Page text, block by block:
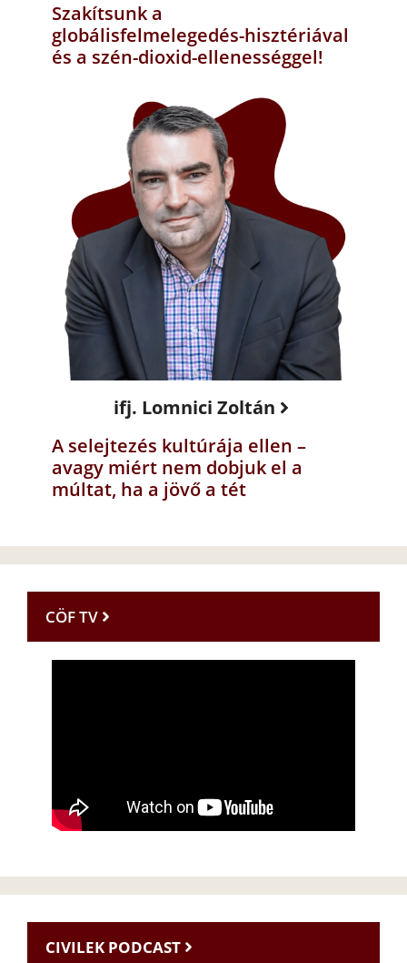
Szakítsunk a
globálisfelmelegedés-hisztériával
és a szén-dioxid-ellenességgel!
ifj. Lomnici Zoltán
A selejtezés kultúrája ellen –
avagy miért nem dobjuk el a
múltat, ha a jövő a tét
CÖF TV
CIVILEK PODCAST